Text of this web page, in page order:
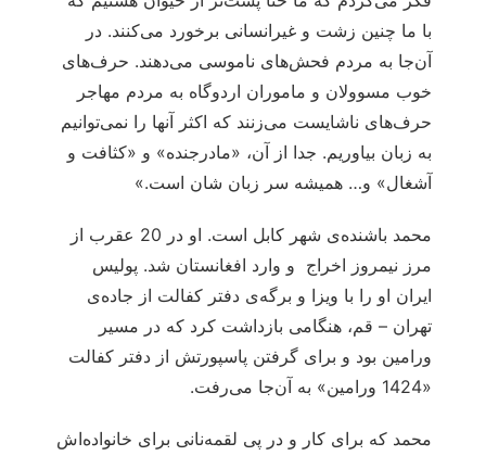
با ما چنین زشت و غیرانسانی برخورد می‌کنند. در
آن‌جا به مردم فحش‌های ناموسی می‌دهند. حرف‌های
خوب مسوولان و ماموران اردوگاه به مردم مهاجر
حرف‌های ناشایست می‌زنند که اکثر آنها را نمی‌توانیم
به زبان بیاوریم. جدا از آن، «مادرجنده» و «کثافت و
آشغال» و… همیشه سر زبان شان است.»
محمد باشنده‌ی شهر کابل است. او در 20 عقرب از
مرز نیمروز اخراج و وارد افغانستان شد. پولیس
ایران او را با ویزا و برگه‌ی دفتر کفالت از جاده‌ی
تهران – قم، هنگامی بازداشت کرد که در مسیر
ورامین بود و برای گرفتن پاسپورتش از دفتر کفالت
«1424 ورامین» به آن‌جا می‌رفت.
محمد که برای کار و در پی لقمه‌نانی برای خانواده‌اش